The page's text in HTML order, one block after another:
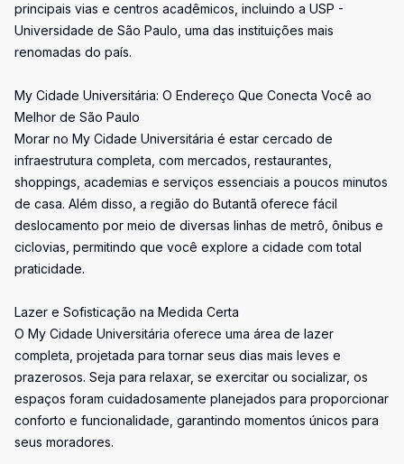
principais vias e centros acadêmicos, incluindo a USP -
Universidade de São Paulo, uma das instituições mais
renomadas do país.
My Cidade Universitária: O Endereço Que Conecta Você ao
Melhor de São Paulo
Morar no My Cidade Universitária é estar cercado de
infraestrutura completa, com mercados, restaurantes,
shoppings, academias e serviços essenciais a poucos minutos
de casa. Além disso, a região do Butantã oferece fácil
deslocamento por meio de diversas linhas de metrô, ônibus e
ciclovias, permitindo que você explore a cidade com total
praticidade.
Lazer e Sofisticação na Medida Certa
O My Cidade Universitária oferece uma área de lazer
completa, projetada para tornar seus dias mais leves e
prazerosos. Seja para relaxar, se exercitar ou socializar, os
espaços foram cuidadosamente planejados para proporcionar
conforto e funcionalidade, garantindo momentos únicos para
seus moradores.